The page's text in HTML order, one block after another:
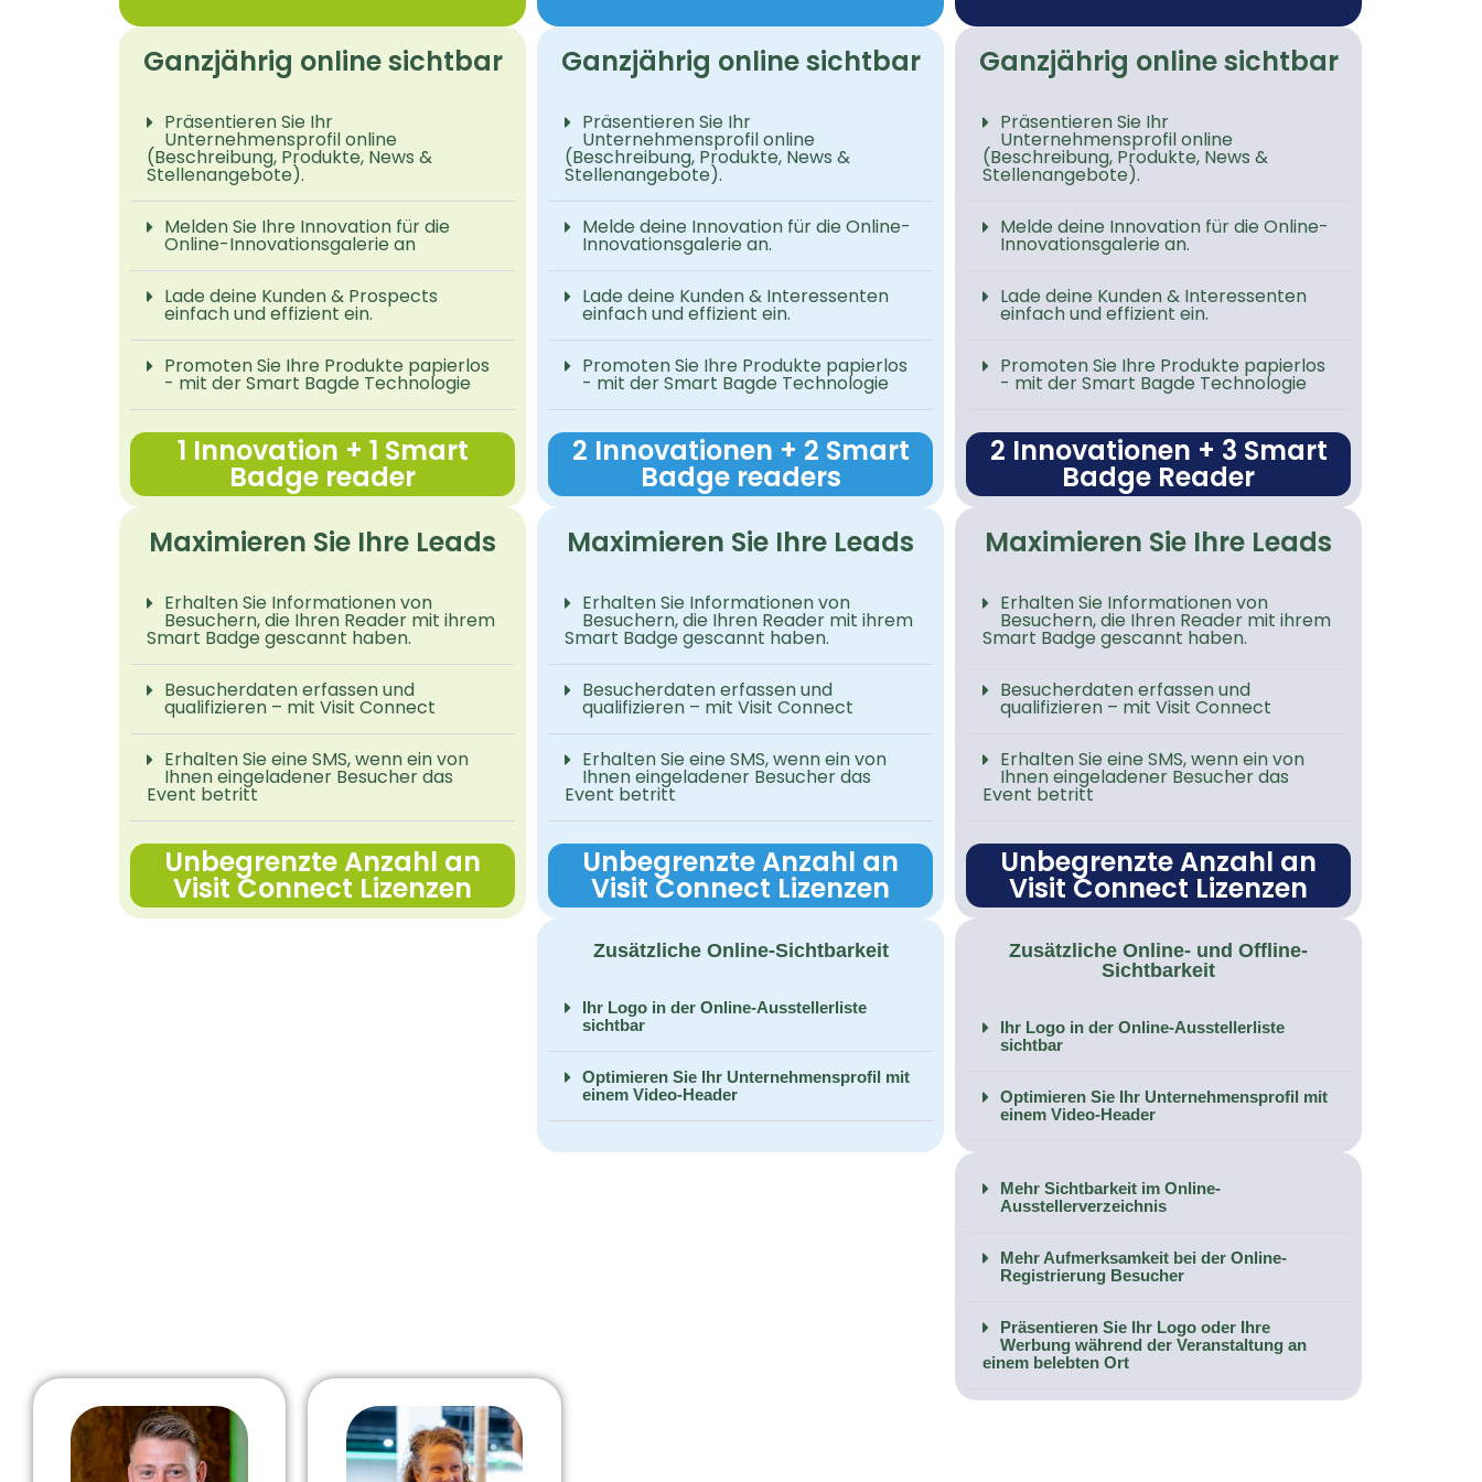
Ganzjährig online sichtbar
Präsentieren Sie Ihr
Unternehmensprofil online
(Beschreibung, Produkte, News &
Stellenangebote).
Melden Sie Ihre Innovation für die
Online-Innovationsgalerie an
Lade deine Kunden & Prospects
einfach und effizient ein.
Promoten Sie Ihre Produkte papierlos
- mit der Smart Bagde Technologie
1 Innovation + 1 Smart
Badge reader
Ganzjährig online sichtbar
Präsentieren Sie Ihr
Unternehmensprofil online
(Beschreibung, Produkte, News &
Stellenangebote).
Melde deine Innovation für die Online-
Innovationsgalerie an.
Lade deine Kunden & Interessenten
einfach und effizient ein.
Promoten Sie Ihre Produkte papierlos
- mit der Smart Bagde Technologie
2 Innovationen + 2 Smart
Badge readers
Ganzjährig online sichtbar
Präsentieren Sie Ihr
Unternehmensprofil online
(Beschreibung, Produkte, News &
Stellenangebote).
Melde deine Innovation für die Online-
Innovationsgalerie an.
Lade deine Kunden & Interessenten
einfach und effizient ein.
Promoten Sie Ihre Produkte papierlos
- mit der Smart Bagde Technologie
2 Innovationen + 3 Smart
Badge Reader
Maximieren Sie Ihre Leads
Erhalten Sie Informationen von
Besuchern, die Ihren Reader mit ihrem
Smart Badge gescannt haben.
Besucherdaten erfassen und
qualifizieren – mit Visit Connect
Erhalten Sie eine SMS, wenn ein von
Ihnen eingeladener Besucher das
Event betritt
Unbegrenzte Anzahl an
Visit Connect Lizenzen
Maximieren Sie Ihre Leads
Erhalten Sie Informationen von
Besuchern, die Ihren Reader mit ihrem
Smart Badge gescannt haben.
Besucherdaten erfassen und
qualifizieren – mit Visit Connect
Erhalten Sie eine SMS, wenn ein von
Ihnen eingeladener Besucher das
Event betritt
Unbegrenzte Anzahl an
Visit Connect Lizenzen
Maximieren Sie Ihre Leads
Erhalten Sie Informationen von
Besuchern, die Ihren Reader mit ihrem
Smart Badge gescannt haben.
Besucherdaten erfassen und
qualifizieren – mit Visit Connect
Erhalten Sie eine SMS, wenn ein von
Ihnen eingeladener Besucher das
Event betritt
Unbegrenzte Anzahl an
Visit Connect Lizenzen
Zusätzliche Online-Sichtbarkeit
Ihr Logo in der Online-Ausstellerliste
sichtbar
Optimieren Sie Ihr Unternehmensprofil mit
einem Video-Header
Zusätzliche Online- und Offline-
Sichtbarkeit
Ihr Logo in der Online-Ausstellerliste
sichtbar
Optimieren Sie Ihr Unternehmensprofil mit
einem Video-Header
Mehr Sichtbarkeit im Online-
Ausstellerverzeichnis
Mehr Aufmerksamkeit bei der Online-
Registrierung Besucher
Präsentieren Sie Ihr Logo oder Ihre
Werbung während der Veranstaltung an
einem belebten Ort